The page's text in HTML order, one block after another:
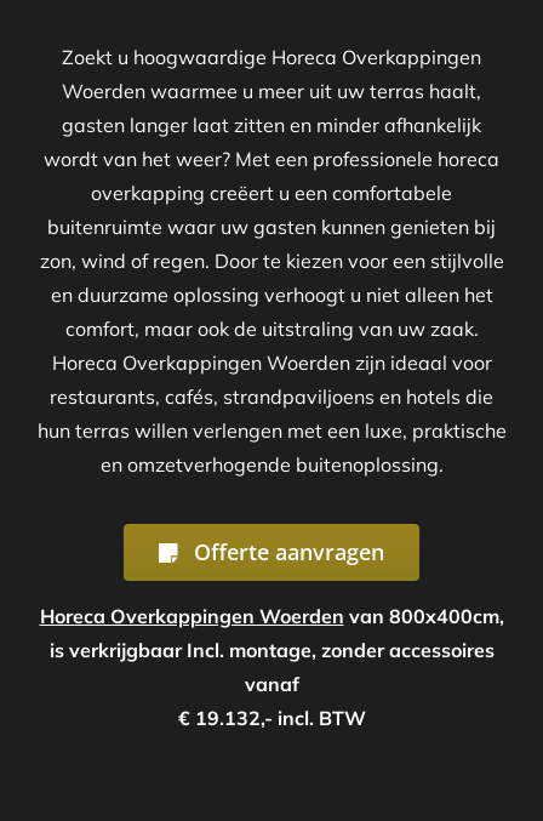
Zoekt u hoogwaardige Horeca Overkappingen
Woerden waarmee u meer uit uw terras haalt,
gasten langer laat zitten en minder afhankelijk
wordt van het weer? Met een professionele horeca
overkapping creëert u een comfortabele
buitenruimte waar uw gasten kunnen genieten bij
zon, wind of regen. Door te kiezen voor een stijlvolle
en duurzame oplossing verhoogt u niet alleen het
comfort, maar ook de uitstraling van uw zaak.
Horeca Overkappingen Woerden zijn ideaal voor
restaurants, cafés, strandpaviljoens en hotels die
hun terras willen verlengen met een luxe, praktische
en omzetverhogende buitenoplossing.
Offerte aanvragen
Horeca Overkappingen Woerden van 800x400cm,
is verkrijgbaar Incl. montage, zonder accessoires
vanaf
€ 19.132,- incl. BTW